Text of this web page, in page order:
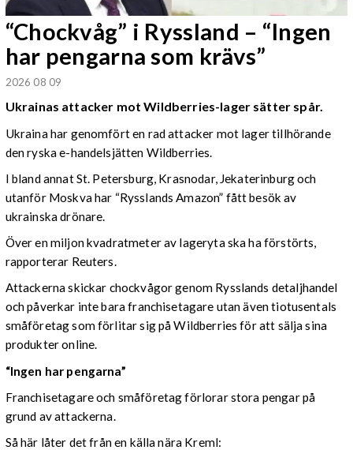
“Chockvåg” i Ryssland – “Ingen
har pengarna som krävs”
2026 08 09
Ukrainas attacker mot Wildberries-lager sätter spår.
Ukraina har genomfört en rad attacker mot lager tillhörande
den ryska e-handelsjätten Wildberries.
I bland annat St. Petersburg, Krasnodar, Jekaterinburg och
utanför Moskva har “Rysslands Amazon” fått besök av
ukrainska drönare.
Över en miljon kvadratmeter av lageryta ska ha förstörts,
rapporterar Reuters.
Attackerna skickar chockvågor genom Rysslands detaljhandel
och påverkar inte bara franchisetagare utan även tiotusentals
småföretag som förlitar sig på Wildberries för att sälja sina
produkter online.
“Ingen har pengarna”
Franchisetagare och småföretag förlorar stora pengar på
grund av attackerna.
Så här låter det från en källa nära Kreml: